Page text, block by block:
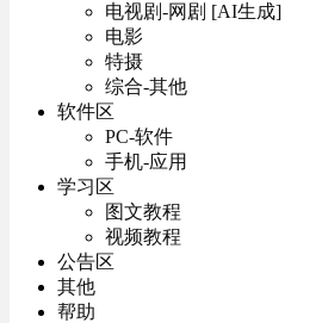
电视剧-网剧 [AI生成]
电影
特摄
综合-其他
软件区
PC-软件
手机-应用
学习区
图文教程
视频教程
公告区
其他
帮助